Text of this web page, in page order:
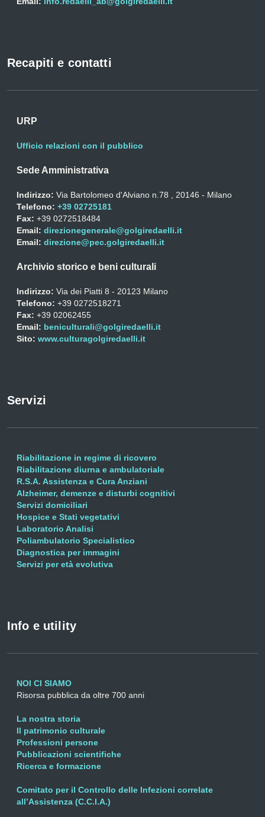
Recapiti e contatti
URP
Ufficio relazioni con il pubblico
Sede Amministrativa
Indirizzo: Via Bartolomeo d'Alviano n.78 , 20146 - Milano
Telefono: +39 02725181
Fax: +39 0272518484
Email: direzionegenerale@golgiredaelli.it
Email: direzione@pec.golgiredaelli.it
Archivio storico e beni culturali
Indirizzo: Via dei Piatti 8 - 20123 Milano
Telefono: +39 0272518271
Fax: +39 02062455
Email: beniculturali@golgiredaelli.it
Sito: www.culturagolgiredaelli.it
Servizi
Riabilitazione in regime di ricovero
Riabilitazione diurna e ambulatoriale
R.S.A. Assistenza e Cura Anziani
Alzheimer, demenze e disturbi cognitivi
Servizi domiciliari
Hospice e Stati vegetativi
Laboratorio Analisi
Poliambulatorio Specialistico
Diagnostica per immagini
Servizi per età evolutiva
Info e utility
NOI CI SIAMO
Risorsa pubblica da oltre 700 anni
La nostra storia
Il patrimonio culturale
Professioni persone
Pubblicazioni scientifiche
Ricerca e formazione
Comitato per il Controllo delle Infezioni correlate
all’Assistenza (C.C.I.A.)